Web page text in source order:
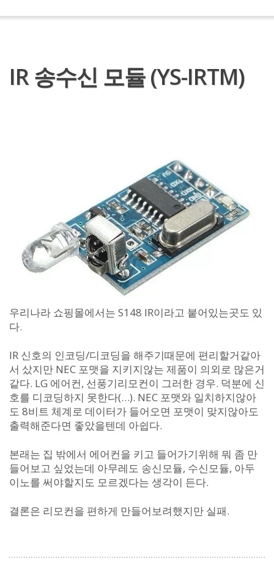
IR 송수신 모듈 (YS-IRTM)
우리나라 쇼핑몰에서는 S148 IR이라고 붙어있는곳도 있
다.
IR 신호의 인코딩/디코딩을 해주기때문에 편리할거같아
서 샀지만 NEC 포맷을 지키지않는 제품이 의외로 많은거
같다. LG 에어컨, 선풍기리모컨이 그러한 경우. 덕분에 신
호를 디코딩하지 못한다(…). NEC 포맷와 일치하지않아
도 8비트 체계로 데이터가 들어오면 포맷이 맞지않아도
출력해준다면 좋았을텐데 아쉽다.
본래는 집 밖에서 에어컨을 키고 들어가기위해 뭐 좀 만
들어보고 싶었는데 아무레도 송신모듈, 수신모듈, 아두
이노를 써야할지도 모르겠다는 생각이 든다.
결론은 리모컨을 편하게 만들어보려했지만 실패.